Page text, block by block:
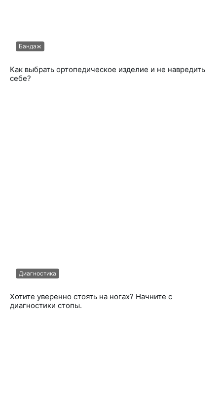
Бандаж
Как выбрать ортопедическое изделие и не навредить
себе?
Диагностика
Хотите уверенно стоять на ногах? Начните с
диагностики стопы.